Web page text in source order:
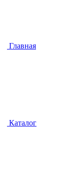
Главная
Каталог